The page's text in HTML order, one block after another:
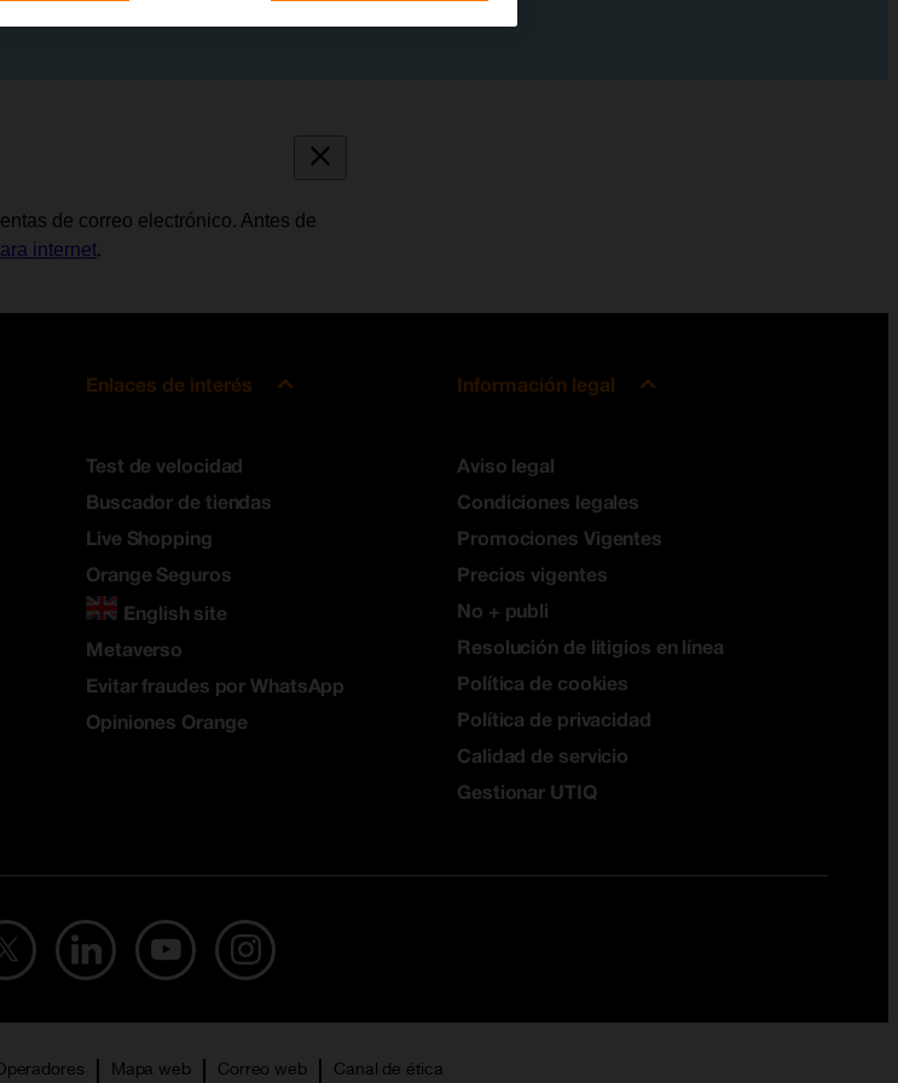
de correo electrónico. Antes de
internet.
Enlaces de interés
Test de velocidad
Buscador de tiendas
Live Shopping
Orange Seguros
English site
Metaverso
Evitar fraudes por WhatsApp
Opiniones Orange
Información legal
Aviso legal
Condiciones legales
Promociones Vigentes
Precios vigentes
No + publi
Resolución de litigios en línea
Política de cookies
Política de privacidad
Calidad de servicio
Gestionar UTIQ
Mapa web Correo web Canal de ética